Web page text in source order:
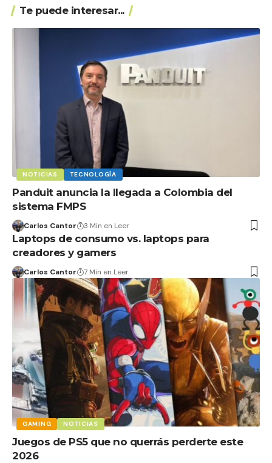
Te puede interesar...
NOTICIAS TECNOLOGÍA
Panduit anuncia la llegada a Colombia del
sistema FMPS
Carlos Cantor 3 Min en Leer
Laptops de consumo vs. laptops para
creadores y gamers
Carlos Cantor 7 Min en Leer
GAMING NOTICIAS
Juegos de PS5 que no querrás perderte este
2026